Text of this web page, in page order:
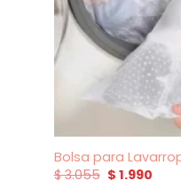
Bolsa para
$3.055 El
$ 1.990El